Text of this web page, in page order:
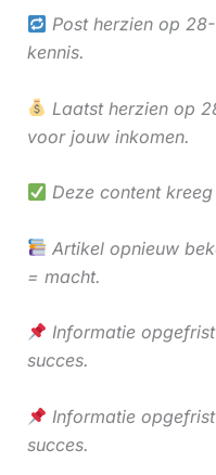
Post herzien op
kennis.
Laatst herzien op
voor jouw inkomen.
Deze content
Artikel opnieuw
= macht.
Informatie
succes.
Informatie
succes.